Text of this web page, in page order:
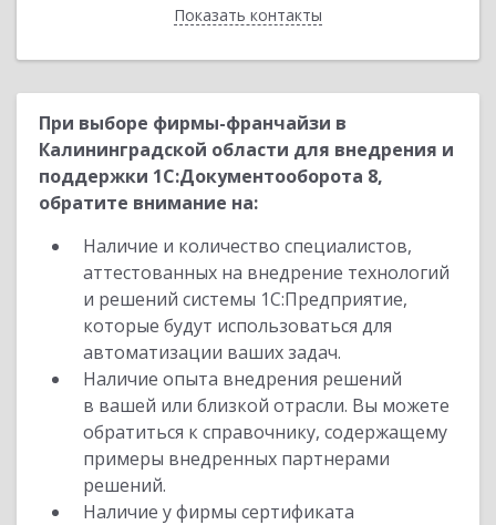
Показать контакты
Назад
При выборе фирмы-франчайзи в
Калининградской области для внедрения и
поддержки 1С:Документооборота 8,
обратите внимание на:
Наличие и количество специалистов,
аттестованных на внедрение технологий
и решений системы 1С:Предприятие,
которые будут использоваться для
автоматизации ваших задач.
Наличие опыта внедрения решений
в вашей или близкой отрасли. Вы можете
обратиться к справочнику, содержащему
примеры внедренных партнерами
решений.
Наличие у фирмы сертификата